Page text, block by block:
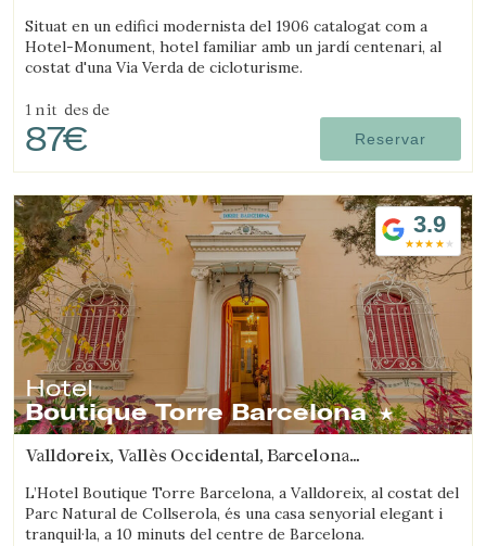
Situat en un edifici modernista del 1906 catalogat com a
Hotel-Monument, hotel familiar amb un jardí centenari, al
costat d'una Via Verda de cicloturisme.
1 nit des de
87€ Reservar
3.9
Hotel
Boutique Torre Barcelona
Valldoreix, Vallès Occidental, Barcelona
L’Hotel Boutique Torre Barcelona, a Valldoreix, al costat del
Parc Natural de Collserola, és una casa senyorial elegant i
tranquil·la, a 10 minuts del centre de Barcelona.